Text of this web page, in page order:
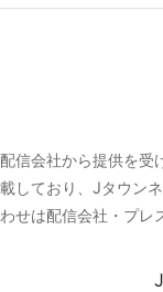
【
む
の
日
限
配信会社から提供を受
載しており、Jタウン
わせは配信会社・プレ